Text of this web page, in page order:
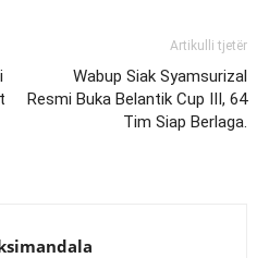
Artikulli tjetër
Wabup Siak Syamsurizal
Resmi Buka Belantik Cup III, 64
Tim Siap Berlaga.